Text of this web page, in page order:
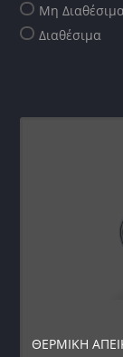
Μη Διαθέσιμα
Διαθέσιμα
ΘΕΡΜΙΚΗ